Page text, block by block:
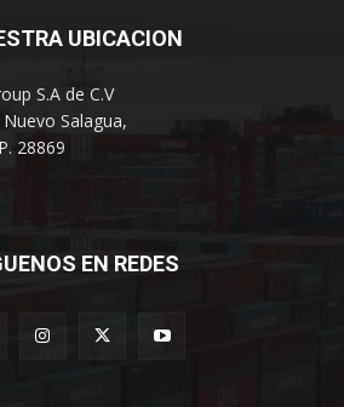
UBICACION
S.A de C.V
Salagua,
28869
EN REDES